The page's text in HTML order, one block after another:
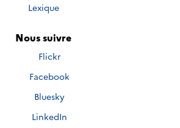
Lexique
Nous suivre
Nous
sur
Flickr
Nous
sur
Facebook
Nous
sur
Bluesky
Nous
LinkedIn